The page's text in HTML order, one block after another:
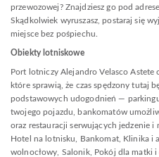
przewozowej? Znajdziesz go pod
Skądkolwiek wyruszasz, postaraj się
miejsce bez pośpiechu.
Obiekty lotniskowe
Port lotniczy Alejandro Velasco Astete
które sprawią, że czas spędzony tutaj
podstawowych udogodnień —
twojego pojazdu, bankomatów
oraz restauracji serwujących jedzenie i
Hotel na lotnisku, Bankomat, Klinika i
wolnocłowy, Salonik, Pokój dla matki